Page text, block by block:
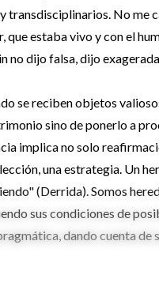
transdisciplinarios. No me
estaba vivo y con el
dijo falsa, dijo
se reciben objetos
sino de ponerlo a
implica no solo
una estrategia. Un
(Derrida). Somos
sus condiciones de
dando cuenta de